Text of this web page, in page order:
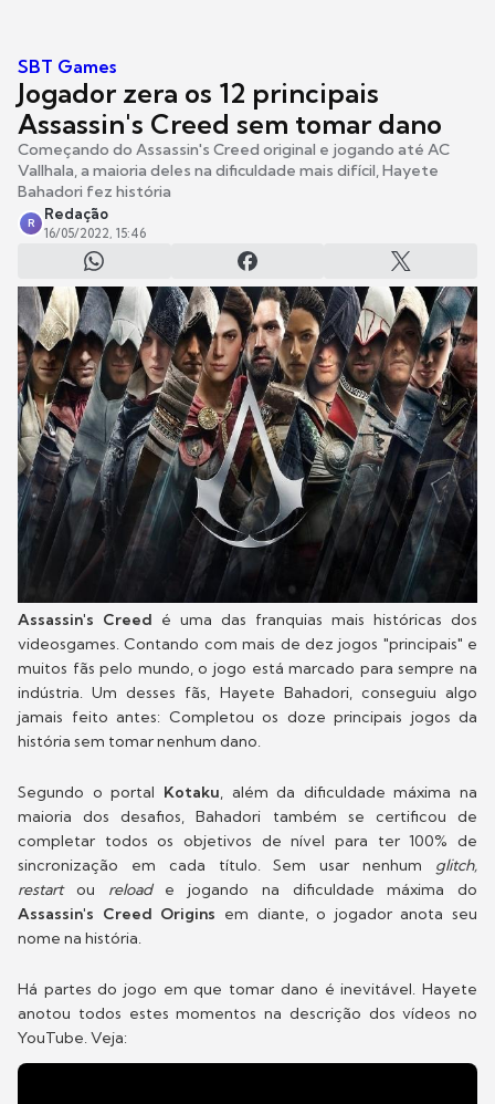
SBT Games
Jogador zera os 12 principais
Assassin's Creed sem tomar dano
Começando do Assassin's Creed original e jogando até AC
Vallhala, a maioria deles na dificuldade mais difícil, Hayete
Bahadori fez história
R
Redação
16/05/2022, 15:46
Assassin's Creed é uma das franquias mais históricas dos
videosgames. Contando com mais de dez jogos "principais" e
muitos fãs pelo mundo, o jogo está marcado para sempre na
indústria. Um desses fãs, Hayete Bahadori, conseguiu algo
jamais feito antes: Completou os doze principais jogos da
história sem tomar nenhum dano.
Segundo o portal Kotaku, além da dificuldade máxima na
maioria dos desafios, Bahadori também se certificou de
completar todos os objetivos de nível para ter 100% de
sincronização em cada título. Sem usar nenhum glitch,
restart ou reload e jogando na dificuldade máxima do
Assassin's Creed Origins em diante, o jogador anota seu
nome na história.
Há partes do jogo em que tomar dano é inevitável. Hayete
anotou todos estes momentos na descrição dos vídeos no
YouTube. Veja: